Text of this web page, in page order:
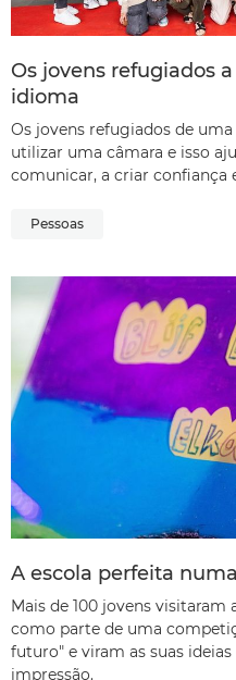
Os jovens refugiados
idioma
Os jovens refugiados de
utilizar uma câmara e isso
comunicar, a criar confiança
Pessoas
A escola perfeita
Mais de 100 jovens
como parte de uma
futuro" e viram as suas
impressão.